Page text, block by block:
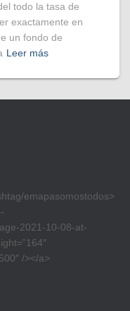
todo la tasa de
exactamente en
un fondo de
Leer más
emapasomostodos>
2021-10-08-at-
/></a>